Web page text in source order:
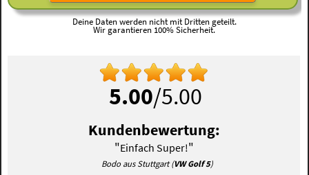
Deine Daten werden nicht mit Dritten geteilt.
Wir garantieren 100% Sicherheit.
5.00/5.00
Kundenbewertung:
"Einfach Super!"
Bodo aus Stuttgart (VW Golf 5)